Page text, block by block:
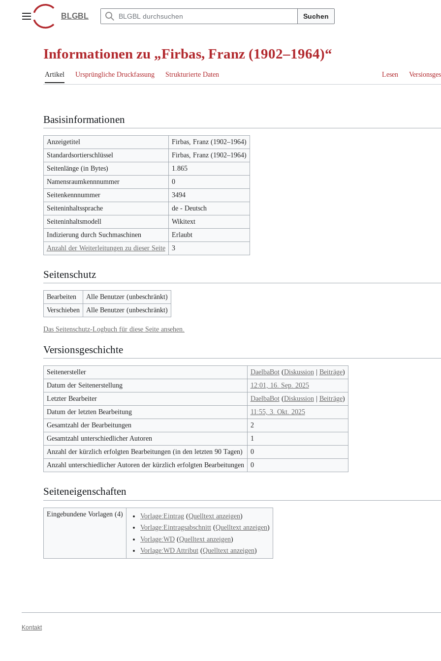
springenHauptmenüBLGBL Suchen
Informationen zu „Firbas, Franz (1902–1964)“
Artikel Ursprüngliche Druckfassung Strukturierte Daten Lesen
Basisinformationen
Anzeigetitel
Firbas, Franz (1902–1964)
Standardsortierschlüssel
Firbas, Franz (1902–1964)
Seitenlänge (in Bytes)
1.865
Namensraumkennnummer
0
Seitenkennnummer
3494
Seiteninhaltssprache
de - Deutsch
Seiteninhaltsmodell
Wikitext
Indizierung durch Suchmaschinen
Erlaubt
Anzahl der Weiterleitungen zu dieser Seite
3
Seitenschutz
Bearbeiten
Alle Benutzer (unbeschränkt)
Verschieben
Alle Benutzer (unbeschränkt)
Das Seitenschutz-Logbuch für diese Seite ansehen.
Versionsgeschichte
Seitenersteller DaelbaBot (Diskussion| Beiträge)
Datum der Seitenerstellung
12:01, 16. Sep. 2025
Letzter Bearbeiter
DaelbaBot (Diskussion| Beiträge)
Datum der letzten Bearbeitung
11:55, 3. Okt. 2025
Gesamtzahl der Bearbeitungen
2
Gesamtzahl unterschiedlicher Autoren
1
Anzahl der kürzlich erfolgten Bearbeitungen (in den letzten 90 Tagen)
0
Anzahl unterschiedlicher Autoren der kürzlich erfolgten Bearbeitungen
0
Seiteneigenschaften
Eingebundene Vorlagen (4) Vorlage:Eintrag(Quelltext anzeigen)
Vorlage:Eintragsabschnitt(Quelltext anzeigen)
Vorlage:WD(Quelltext anzeigen)
Vorlage:WD Attribut(Quelltext anzeigen)
Kontakt